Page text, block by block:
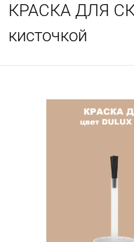
КРАСКА ДЛЯ
кисточкой